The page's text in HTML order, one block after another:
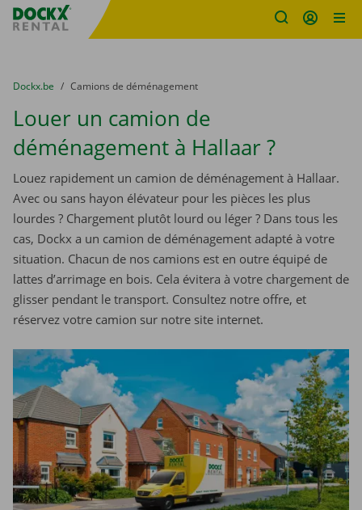
sitename
You are here:
du
Dockx.be to
Camions de déménagement
Louer un camion de
déménagement à Hallaar ?
Louez rapidement un camion de déménagement à Hallaar.
Avec ou sans hayon élévateur pour les pièces les plus
lourdes ? Chargement plutôt lourd ou léger ? Dans tous les
cas, Dockx a un camion de déménagement adapté à votre
situation. Chacun de nos camions est en outre équipé de
lattes d’arrimage en bois. Cela évitera à votre chargement de
glisser pendant le transport. Consultez notre offre, et
réservez votre camion sur notre site internet.